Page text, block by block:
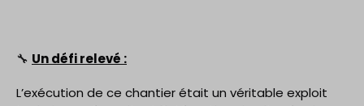
🔧 Un défi relevé :
L’exécution de ce chantier était un véritable exploit